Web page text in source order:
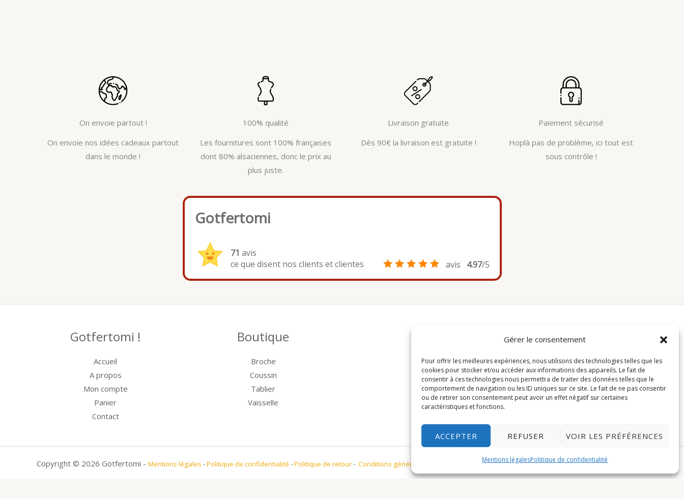
Gérer le consentement
Pour offrir les meilleures expériences, nous utilisons des technologies telles que les
cookies pour stocker et/ou accéder aux informations des appareils. Le fait de
consentir à ces technologies nous permettra de traiter des données telles que le
comportement de navigation ou les ID uniques sur ce site. Le fait de ne pas consentir
ou de retirer son consentement peut avoir un effet négatif sur certaines
caractéristiques et fonctions.
ACCEPTER REFUSER VOIR LES PRÉFÉRENCES
Mentions légalesPolitique de confidentialité
On envoie partout !
On envoie nos idées cadeaux partout
dans le monde !
100% qualité
Les fournitures sont 100% françaises
dont 80% alsaciennes, donc le prix au
plus juste.
Livraison gratuite
Dès 90€ la livraison est gratuite !
Paiement sécurisé
Hoplà pas de problème, ici tout est
sous contrôle !
Gotfertomi
71 avis
ce que disent nos clients et clientes
avis 4.97/5
Gotfertomi !
Accueil
A propos
Mon compte
Panier
Contact
Boutique
Broche
Coussin
Tablier
Vaisselle
Fait en Alsace 🥨
Gotfertomi met à l'honneur la tradition
alsacienne avec des produits de décoration
originaux.
Facebook
Instagram
Copyright © 2026 Gotfertomi - Mentions légales -Politique de confidentialité -Politique de retour- Conditions générales de ventes